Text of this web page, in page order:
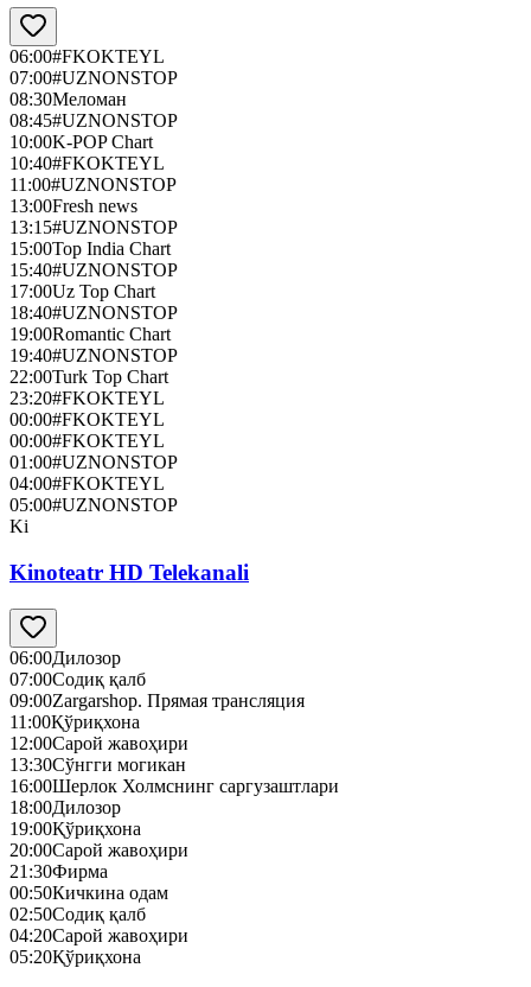
06:00#FKOKTEYL
07:00#UZNONSTOP
08:30Меломан
08:45#UZNONSTOP
10:00K-POP Chart
10:40#FKOKTEYL
11:00#UZNONSTOP
13:00Fresh news
13:15#UZNONSTOP
15:00Top India Chart
15:40#UZNONSTOP
17:00Uz Top Chart
18:40#UZNONSTOP
19:00Romantic Chart
19:40#UZNONSTOP
22:00Turk Top Chart
23:20#FKOKTEYL
00:00#FKOKTEYL
00:00#FKOKTEYL
01:00#UZNONSTOP
04:00#FKOKTEYL
05:00#UZNONSTOP
Ki
Kinoteatr HD Telekanali
06:00Дилозор
07:00Содиқ қалб
09:00Zargarshop. Прямая трансляция
11:00Қўриқхона
12:00Сарой жавоҳири
13:30Сўнгги могикан
16:00Шерлок Холмснинг саргузаштлари
18:00Дилозор
19:00Қўриқхона
20:00Сарой жавоҳири
21:30Фирма
00:50Кичкина одам
02:50Содиқ қалб
04:20Сарой жавоҳири
05:20Қўриқхона